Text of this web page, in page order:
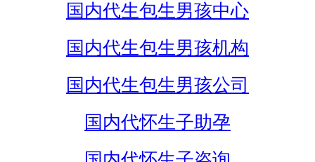
国内代生包生男孩中心
国内代生包生男孩机构
国内代生包生男孩公司
国内代怀生子助孕